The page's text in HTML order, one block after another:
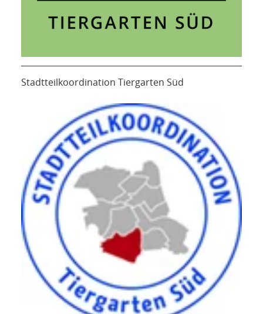
Stadtteilkoordination Tiergarten Süd